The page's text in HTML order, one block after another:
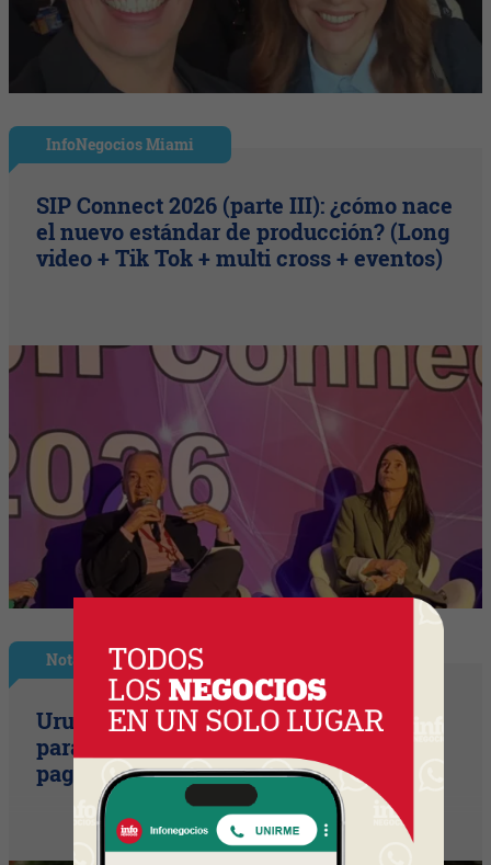
InfoNegocios Miami
SIP Connect 2026 (parte III): ¿cómo nace
el nuevo estándar de producción? (Long
video + Tik Tok + multi cross + eventos)
Nota Principal
Uruguay empieza a discutir las reglas
para una movilidad autónoma (¿Quién
paga si el auto sin conductor choca?)